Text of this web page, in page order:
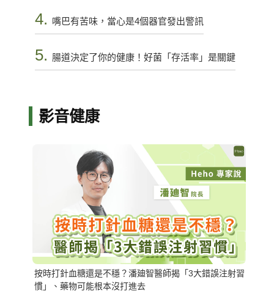
4. 嘴巴有苦味，當心是4個器官發出警訊
5. 腸道決定了你的健康！好菌「存活率」是關鍵
影音健康
按時打針血糖還是不穩？潘廸智醫師揭「3大錯誤注射習
慣」、藥物可能根本沒打進去